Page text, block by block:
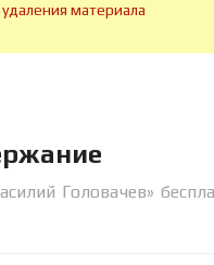
удаления материала
Головачев»